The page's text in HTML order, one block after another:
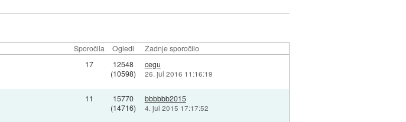
Sporočila Ogledi Zadnje sporočilo
17
12548
(10598)
cegu
26. jul 2016 11:16:19
11
15770
(14716)
bbbbbb2015
4. jul 2015 17:17:52